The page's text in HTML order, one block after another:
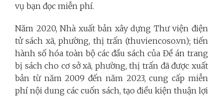
vụ bạn đọc miễn phí.
Năm 2020, Nhà xuất bản xây dựng Thư viện điện
tử sách xã, phường, thị trấn (thuviencoso.vn); tiến
hành số hóa toàn bộ các đầu sách của Đề án trang
bị sách cho cơ sở xã, phường, thị trấn đã được xuất
bản từ năm 2009 đến năm 2023, cung cấp miễn
phí nội dung các cuốn sách, tạo điều kiện thuận lợi